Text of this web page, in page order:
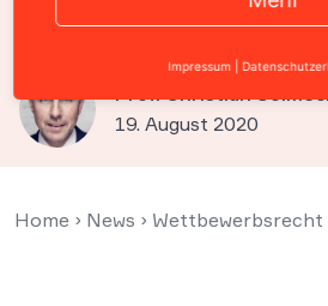
wegen Betrugs
Prof. Christian
19. August 2020
Home › News › Wettbewerbsrecht
Impressum